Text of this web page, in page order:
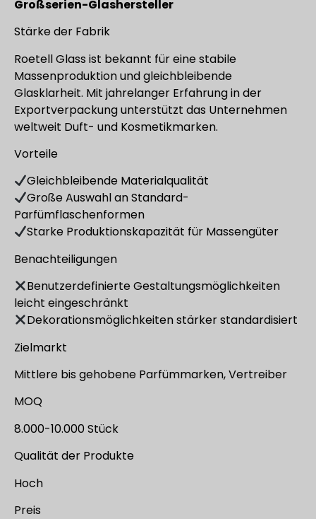
Großserien-Glashersteller
Stärke der Fabrik
Roetell Glass ist bekannt für eine stabile
Massenproduktion und gleichbleibende
Glasklarheit. Mit jahrelanger Erfahrung in der
Exportverpackung unterstützt das Unternehmen
weltweit Duft- und Kosmetikmarken.
Vorteile
Gleichbleibende Materialqualität
Große Auswahl an Standard-
Parfümflaschenformen
Starke Produktionskapazität für Massengüter
Benachteiligungen
Benutzerdefinierte Gestaltungsmöglichkeiten
leicht eingeschränkt
Dekorationsmöglichkeiten stärker standardisiert
Zielmarkt
Mittlere bis gehobene Parfümmarken, Vertreiber
MOQ
8.000-10.000 Stück
Qualität der Produkte
Hoch
Preis